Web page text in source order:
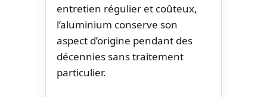
entretien régulier et coûteux,
l’aluminium conserve son
aspect d’origine pendant des
décennies sans traitement
particulier.